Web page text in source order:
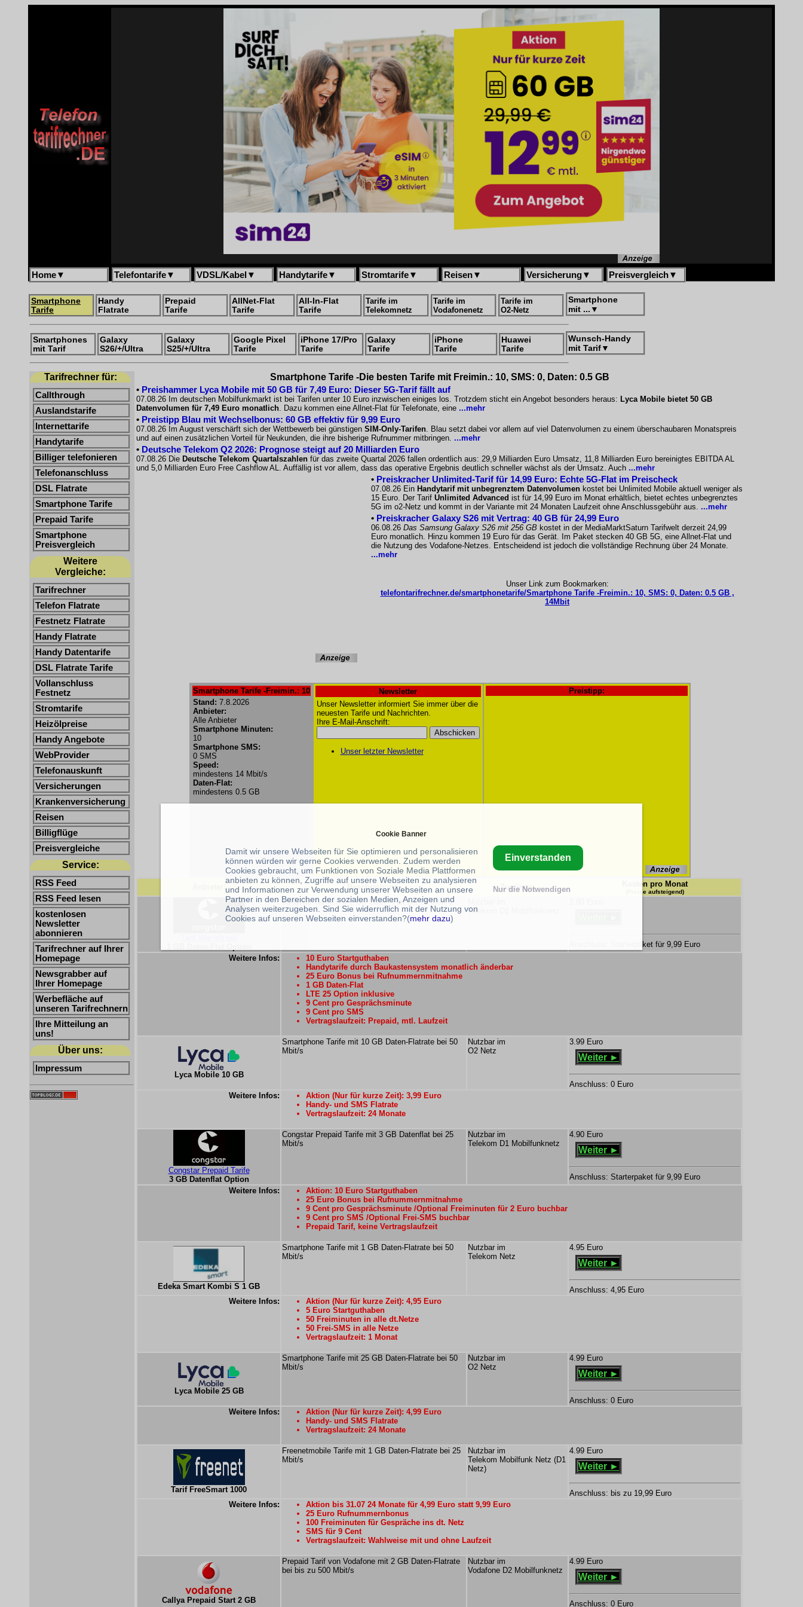
Home▼ Telefontarife▼ VDSL/Kabel ▼ Handytarife▼ Stromtarife▼ Reisen▼ Versicherung▼ Preisvergleich▼
Smartphone
Tarife
Handy
Flatrate
Prepaid
Tarife
AllNet-Flat
Tarife
All-In-Flat
Tarife
Tarife im
Telekomnetz
Tarife im
Vodafonenetz
Tarife im
O2-Netz
Smartphone
mit ... ▼
Smartphones
mit Tarif
Galaxy
S26/+/Ultra
Galaxy
S25/+/Ultra
Google Pixel
Tarife
iPhone 17/Pro
Tarife
Galaxy
Tarife
iPhone
Tarife
Huawei
Tarife
Wunsch-Handy
mit Tarif▼
Tarifrechner für:
Callthrough
Auslandstarife
Internettarife
Handytarife
Billiger telefonieren
Telefonanschluss
DSL Flatrate
Smartphone Tarife
Prepaid Tarife
Smartphone
Preisvergleich
Weitere
Vergleiche:
Tarifrechner
Telefon Flatrate
Festnetz Flatrate
Handy Flatrate
Handy Datentarife
DSL Flatrate Tarife
Vollanschluss
Festnetz
Stromtarife
Heizölpreise
Handy Angebote
WebProvider
Telefonauskunft
Versicherungen
Krankenversicherung
Reisen
Billigflüge
Preisvergleiche
Service:
RSS Feed
RSS Feed lesen
kostenlosen
Newsletter
abonnieren
Tarifrechner auf Ihrer
Homepage
Newsgrabber auf
Ihrer Homepage
Werbefläche auf
unseren Tarifrechnern
Ihre Mitteilung an
uns!
Über uns:
Impressum
Smartphone Tarife -Die besten Tarife mit Freimin.: 10, SMS: 0, Daten: 0.5 GB
• Preishammer Lyca Mobile mit 50 GB für 7,49 Euro: Dieser 5G-Tarif fällt auf
07.08.26 Im deutschen Mobilfunkmarkt ist bei Tarifen unter 10 Euro inzwischen einiges los. Trotzdem sticht ein Angebot besonders heraus: Lyca Mobile bietet 50 GB
Datenvolumen für 7,49 Euro monatlich. Dazu kommen eine Allnet-Flat für Telefonate, eine ...mehr
• Preistipp Blau mit Wechselbonus: 60 GB effektiv für 9,99 Euro
07.08.26 Im August verschärft sich der Wettbewerb bei günstigen SIM-Only-Tarifen. Blau setzt dabei vor allem auf viel Datenvolumen zu einem überschaubaren Monatspreis
und auf einen zusätzlichen Vorteil für Neukunden, die ihre bisherige Rufnummer mitbringen. ...mehr
• Deutsche Telekom Q2 2026: Prognose steigt auf 20 Milliarden Euro
07.08.26 Die Deutsche Telekom Quartalszahlen für das zweite Quartal 2026 fallen ordentlich aus: 29,9 Milliarden Euro Umsatz, 11,8 Milliarden Euro bereinigtes EBITDA AL
und 5,0 Milliarden Euro Free Cashflow AL. Auffällig ist vor allem, dass das operative Ergebnis deutlich schneller wächst als der Umsatz. Auch ...mehr
• Preiskracher Unlimited-Tarif für 14,99 Euro: Echte 5G-Flat im Preischeck
07.08.26 Ein Handytarif mit unbegrenztem Datenvolumen kostet bei Unlimited Mobile aktuell weniger als
15 Euro. Der Tarif Unlimited Advanced ist für 14,99 Euro im Monat erhältlich, bietet echtes unbegrenztes
5G im o2-Netz und kommt in der Variante mit 24 Monaten Laufzeit ohne Anschlussgebühr aus. ...mehr
• Preiskracher Galaxy S26 mit Vertrag: 40 GB für 24,99 Euro
06.08.26 Das Samsung Galaxy S26 mit 256 GB kostet in der MediaMarktSaturn Tarifwelt derzeit 24,99
Euro monatlich. Hinzu kommen 19 Euro für das Gerät. Im Paket stecken 40 GB 5G, eine Allnet-Flat und
die Nutzung des Vodafone-Netzes. Entscheidend ist jedoch die vollständige Rechnung über 24 Monate.
...mehr
Unser Link zum Bookmarken:
telefontarifrechner.de/smartphonetarife/Smartphone Tarife -Freimin.: 10, SMS: 0, Daten: 0.5 GB ,
14Mbit
Smartphone Tarife -Freimin.: 10
Stand: 7.8.2026
Anbieter:
Alle Anbieter
Smartphone Minuten:
10
Smartphone SMS:
0 SMS
Speed:
mindestens 14 Mbit/s
Daten-Flat:
mindestens 0.5 GB
Newsletter
Unser Newsletter informiert Sie immer über die
neuesten Tarife und Nachrichten.
Ihre E-Mail-Anschrift:
Unser letzter Newsletter
Preistipp:
Beschreibung: Zugänge: Kosten pro Monat
(Preise aufsteigend)
congstar Tarife mit 1 GB Daten-Flat bei 25 Mbit/s
Telekom D1 Mobilfunknetz
Anschluss: Starterpaket für 9,99 Euro
Weitere Infos:
10 Euro Startguthaben
Handytarife durch Baukastensystem monatlich änderbar
25 Euro Bonus bei Rufnummernmitnahme
1 GB Daten-Flat
LTE 25 Option inklusive
9 Cent pro Gesprächsminute
9 Cent pro SMS
Vertragslaufzeit: Prepaid, mtl. Laufzeit
Lyca Mobile 10 GB
Smartphone Tarife mit 10 GB Daten-Flatrate bei 50
Mbit/s
Nutzbar im
O2 Netz
3.99 Euro
Weiter ►
Anschluss: 0 Euro
Weitere Infos:
Aktion (Nur für kurze Zeit): 3,99 Euro
Handy- und SMS Flatrate
Vertragslaufzeit: 24 Monate
Congstar Prepaid Tarife
3 GB Datenflat Option
Congstar Prepaid Tarife mit 3 GB Datenflat bei 25
Mbit/s
Nutzbar im
Telekom D1 Mobilfunknetz
4.90 Euro
Weiter ►
Anschluss: Starterpaket für 9,99 Euro
Weitere Infos:
Aktion: 10 Euro Startguthaben
25 Euro Bonus bei Rufnummernmitnahme
9 Cent pro Gesprächsminute /Optional Freiminuten für 2 Euro buchbar
9 Cent pro SMS /Optional Frei-SMS buchbar
Prepaid Tarif, keine Vertragslaufzeit
Edeka Smart Kombi S 1 GB
Smartphone Tarife mit 1 GB Daten-Flatrate bei 50
Mbit/s
Nutzbar im
Telekom Netz
4.95 Euro
Weiter ►
Anschluss: 4,95 Euro
Weitere Infos:
Aktion (Nur für kurze Zeit): 4,95 Euro
5 Euro Startguthaben
50 Freiminuten in alle dt.Netze
50 Frei-SMS in alle Netze
Vertragslaufzeit: 1 Monat
Lyca Mobile 25 GB
Smartphone Tarife mit 25 GB Daten-Flatrate bei 50
Mbit/s
Nutzbar im
O2 Netz
4.99 Euro
Weiter ►
Anschluss: 0 Euro
Weitere Infos:
Aktion (Nur für kurze Zeit): 4,99 Euro
Handy- und SMS Flatrate
Vertragslaufzeit: 24 Monate
Tarif FreeSmart 1000
Freenetmobile Tarife mit 1 GB Daten-Flatrate bei 25
Mbit/s
Nutzbar im
Telekom Mobilfunk Netz (D1
Netz)
4.99 Euro
Weiter ►
Anschluss: bis zu 19,99 Euro
Weitere Infos:
Aktion bis 31.07 24 Monate für 4,99 Euro statt 9,99 Euro
25 Euro Rufnummernbonus
100 Freiminuten für Gespräche ins dt. Netz
SMS für 9 Cent
Vertragslaufzeit: Wahlweise mit und ohne Laufzeit
Callya Prepaid Start 2 GB
Prepaid Tarif von Vodafone mit 2 GB Daten-Flatrate
bei bis zu 500 Mbit/s
Nutzbar im
Vodafone D2 Mobilfunknetz
4.99 Euro
Weiter ►
Anschluss: 0 Euro
Cookie Banner
Damit wir unsere Webseiten für Sie optimieren und personalisieren
können würden wir gerne Cookies verwenden. Zudem werden
Cookies gebraucht, um Funktionen von Soziale Media Plattformen
anbieten zu können, Zugriffe auf unsere Webseiten zu analysieren
und Informationen zur Verwendung unserer Webseiten an unsere
Partner in den Bereichen der sozialen Medien, Anzeigen und
Analysen weiterzugeben. Sind Sie widerruflich mit der Nutzung von
Cookies auf unseren Webseiten einverstanden?(mehr dazu)
Einverstanden
Nur die Notwendigen